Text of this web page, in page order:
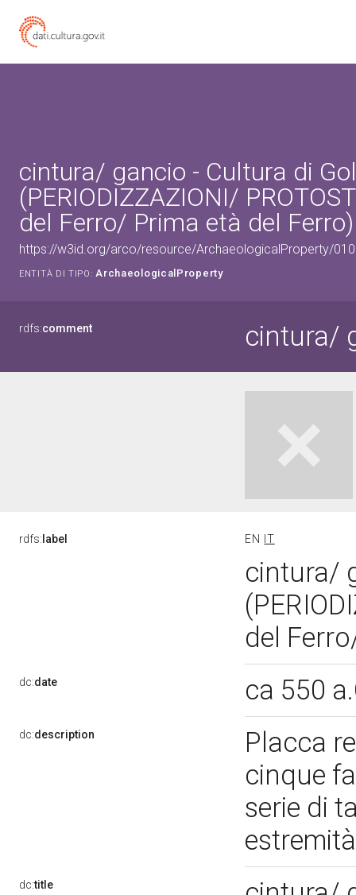
cintura/ gancio - Cultura di
(PERIODIZZAZIONI/
del Ferro/ Prima età del Ferro)
https://w3id.org/arco/resource/ArchaeologicalProperty/
ENTITÀ DI TIPO: ArchaeologicalProperty
rdfs:comment cintura/
rdfs: label EN IT
cintura/
del
dc:date ca 550
dc:description
Placca
cinque
serie di
dc:title